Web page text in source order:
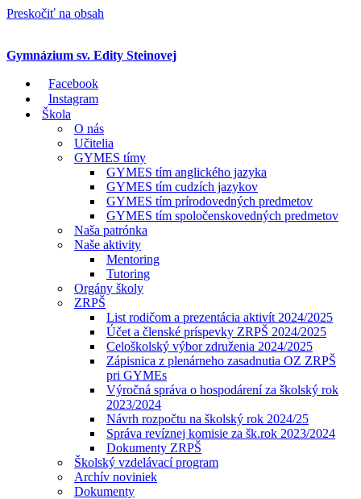
Preskočiť na obsah
Gymnázium sv. Edity Steinovej
Facebook
Instagram
Škola
O nás
Učitelia
GYMES tímy
GYMES tím anglického jazyka
GYMES tím cudzích jazykov
GYMES tím prírodovedných predmetov
GYMES tím spoločenskovedných predmetov
Naša patrónka
Naše aktivity
Mentoring
Tutoring
Orgány školy
ZRPŠ
List rodičom a prezentácia aktivít 2024/2025
Účet a členské príspevky ZRPŠ 2024/2025
Celoškolský výbor združenia 2024/2025
Zápisnica z plenárneho zasadnutia OZ ZRPŠ
pri GYMEs
Výročná správa o hospodárení za školský rok
2023/2024
Návrh rozpočtu na školský rok 2024/25
Správa revíznej komisie za šk.rok 2023/2024
Dokumenty ZRPŠ
Školský vzdelávací program
Archív noviniek
Dokumenty